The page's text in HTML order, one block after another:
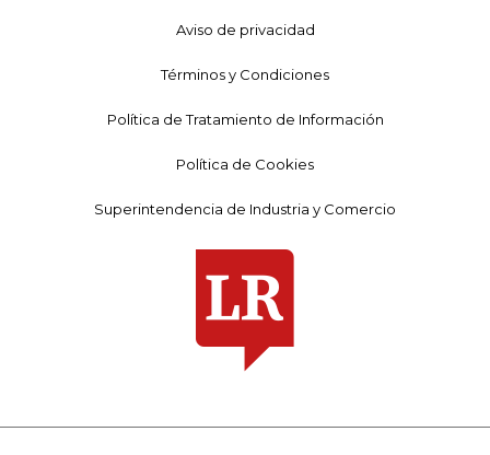
Aviso de privacidad
Términos y Condiciones
Política de Tratamiento de Información
Política de Cookies
Superintendencia de Industria y Comercio